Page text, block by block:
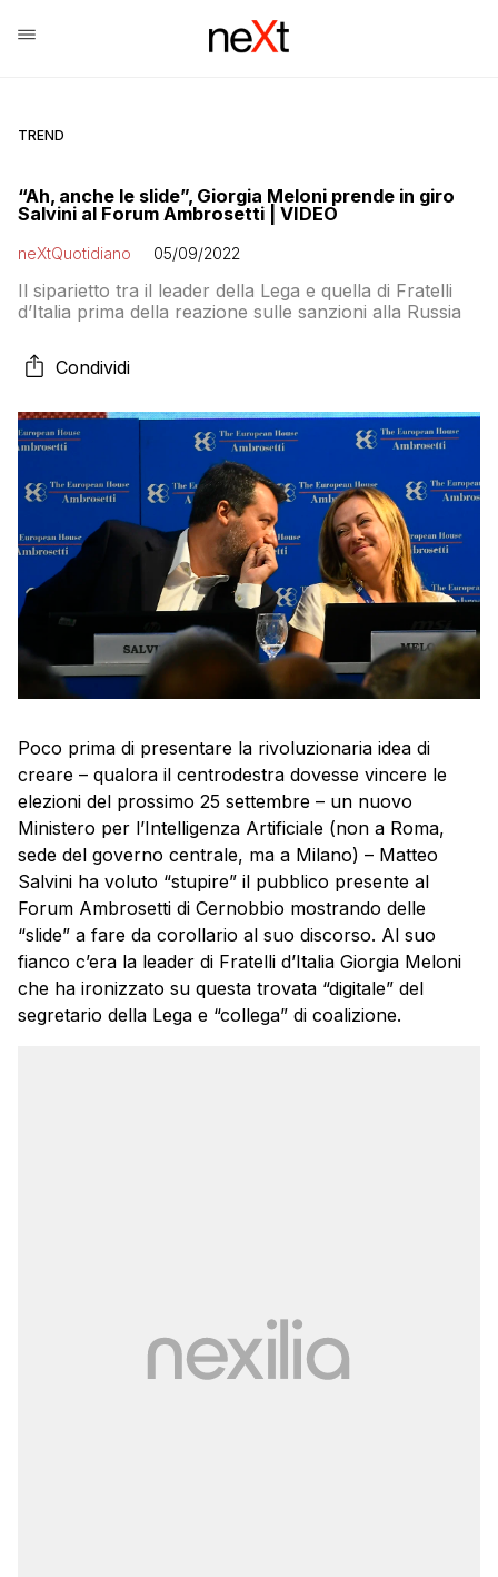
TREND
“Ah, anche le slide”, Giorgia Meloni prende in giro
Salvini al Forum Ambrosetti | VIDEO
neXtQuotidiano 05/09/2022
Il siparietto tra il leader della Lega e quella di Fratelli
d’Italia prima della reazione sulle sanzioni alla Russia
Condividi
Poco prima di presentare la rivoluzionaria idea di
creare – qualora il centrodestra dovesse vincere le
elezioni del prossimo 25 settembre – un nuovo
Ministero per l’Intelligenza Artificiale (non a Roma,
sede del governo centrale, ma a Milano) – Matteo
Salvini ha voluto “stupire” il pubblico presente al
Forum Ambrosetti di Cernobbio mostrando delle
“slide” a fare da corollario al suo discorso. Al suo
fianco c’era la leader di Fratelli d’Italia Giorgia Meloni
che ha ironizzato su questa trovata “digitale” del
segretario della Lega e “collega” di coalizione.